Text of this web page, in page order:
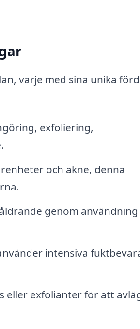
varje med sina unika
exfoliering,
och akne, denna
genom användning
intensiva
eller exfolianter för att